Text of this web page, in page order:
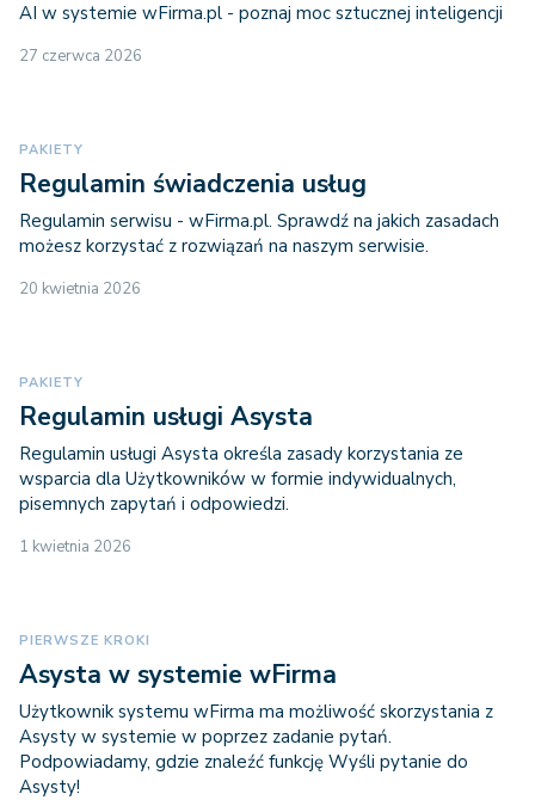
AI w systemie wFirma.pl - poznaj moc sztucznej inteligencji
27 czerwca 2026
PAKIETY
Regulamin świadczenia usług
Regulamin serwisu - wFirma.pl. Sprawdź na jakich zasadach
możesz korzystać z rozwiązań na naszym serwisie.
20 kwietnia 2026
PAKIETY
Regulamin usługi Asysta
Regulamin usługi Asysta określa zasady korzystania ze
wsparcia dla Użytkowników w formie indywidualnych,
pisemnych zapytań i odpowiedzi.
1 kwietnia 2026
PIERWSZE KROKI
Asysta w systemie wFirma
Użytkownik systemu wFirma ma możliwość skorzystania z
Asysty w systemie w poprzez zadanie pytań.
Podpowiadamy, gdzie znaleźć funkcję Wyśli pytanie do
Asysty!